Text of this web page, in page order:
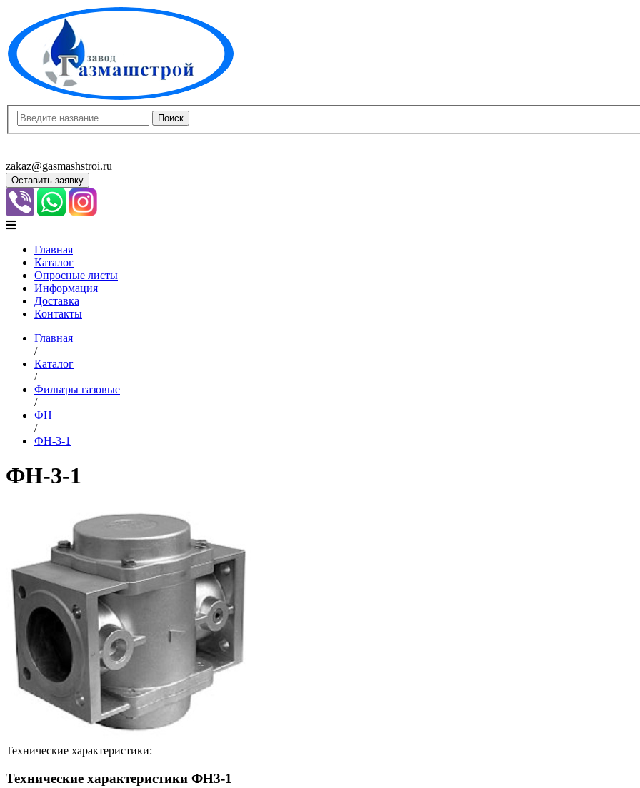
zakaz@gasmashstroi.ru
Оставить заявку
Главная
Каталог
Опросные листы
Информация
Доставка
Контакты
Главная
/
Каталог
/
Фильтры газовые
/
ФН
/
ФН-3-1
ФН-3-1
Технические характеристики:
Технические характеристики ФН3-1